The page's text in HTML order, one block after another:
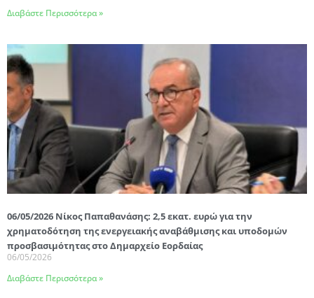
Διαβάστε Περισσότερα »
06/05/2026 Νίκος Παπαθανάσης: 2,5 εκατ. ευρώ για την
χρηματοδότηση της ενεργειακής αναβάθμισης και υποδομών
προσβασιμότητας στο Δημαρχείο Εορδαίας
06/05/2026
Διαβάστε Περισσότερα »